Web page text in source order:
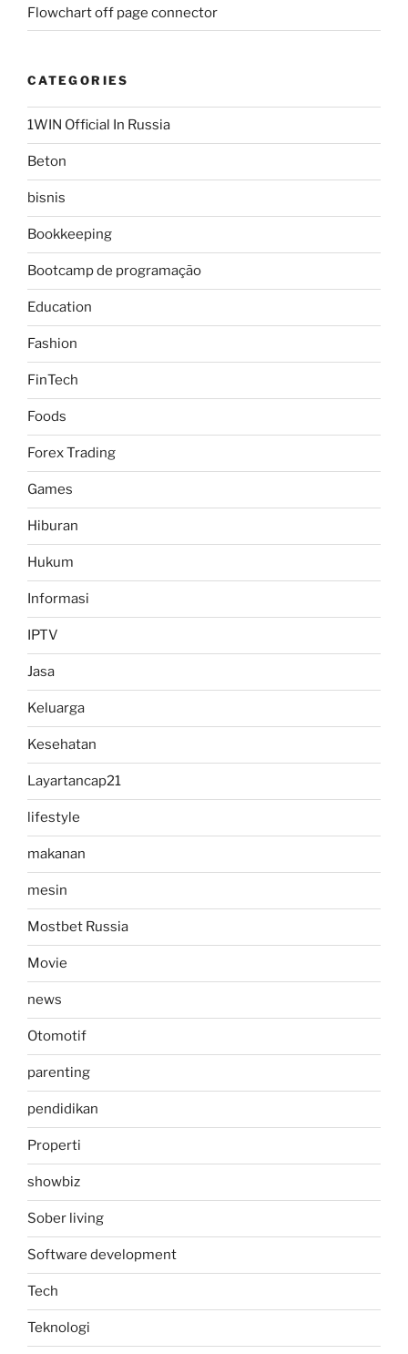
Flowchart off page connector
CATEGORIES
1WIN Official In Russia
Beton
bisnis
Bookkeeping
Bootcamp de programação
Education
Fashion
FinTech
Foods
Forex Trading
Games
Hiburan
Hukum
Informasi
IPTV
Jasa
Keluarga
Kesehatan
Layartancap21
lifestyle
makanan
mesin
Mostbet Russia
Movie
news
Otomotif
parenting
pendidikan
Properti
showbiz
Sober living
Software development
Tech
Teknologi